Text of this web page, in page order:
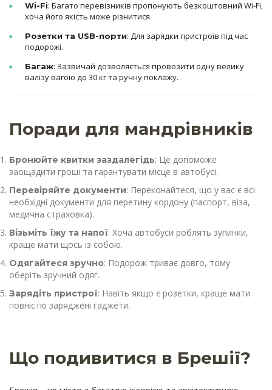
Wi-Fi: Багато перевізників пропонують безкоштовний Wi-Fi,
хоча його якість може різнитися.
Розетки та USB-порти: Для зарядки пристроїв під час
подорожі.
Багаж: Зазвичай дозволяється провозити одну велику
валізу вагою до 30 кг та ручну поклажу.
Поради для мандрівників
Бронюйте квитки заздалегідь: Це допоможе
заощадити гроші та гарантувати місце в автобусі.
Перевіряйте документи: Переконайтеся, що у вас є всі
необхідні документи для перетину кордону (паспорт, віза,
медична страховка).
Візьміть їжу та напої: Хоча автобуси роблять зупинки,
краще мати щось із собою.
Одягайтеся зручно: Подорож триває довго, тому
оберіть зручний одяг.
Зарядіть пристрої: Навіть якщо є розетки, краще мати
повністю заряджені гаджети.
Що подивитися в Брешії?